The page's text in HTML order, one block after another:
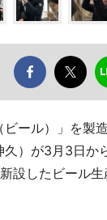
ビール）」を製
久）が3月3日か
設したビール